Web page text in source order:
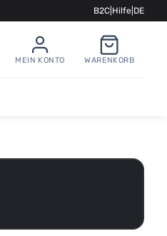
B2C Hilfe DE
MEIN KONTO WARENKORB